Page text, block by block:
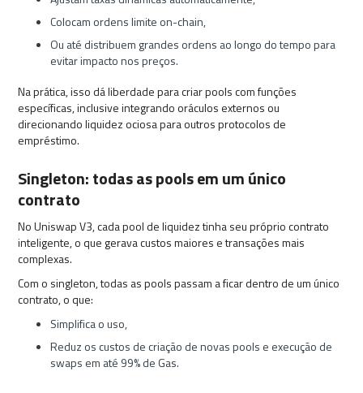
Colocam ordens limite on-chain,
Ou até distribuem grandes ordens ao longo do tempo para
evitar impacto nos preços.
Na prática, isso dá liberdade para criar pools com funções
específicas, inclusive integrando oráculos externos ou
direcionando liquidez ociosa para outros protocolos de
empréstimo.
Singleton: todas as pools em um único
contrato
No Uniswap V3, cada pool de liquidez tinha seu próprio contrato
inteligente, o que gerava custos maiores e transações mais
complexas.
Com o singleton, todas as pools passam a ficar dentro de um único
contrato, o que:
Simplifica o uso,
Reduz os custos de criação de novas pools e execução de
swaps em até 99% de Gas.